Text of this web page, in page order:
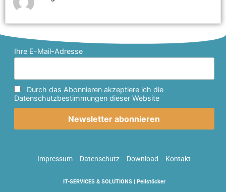
Ihre E-Mail-Adresse
Durch das Abonnieren akzeptiere ich die
Datenschutzbestimmungen dieser Website
Impressum Datenschutz Download Kontakt
IT-SERVICES & SOLUTIONS | Peilstöcker